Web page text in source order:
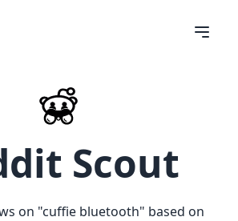
Scout
on "cuffie bluetooth" based on